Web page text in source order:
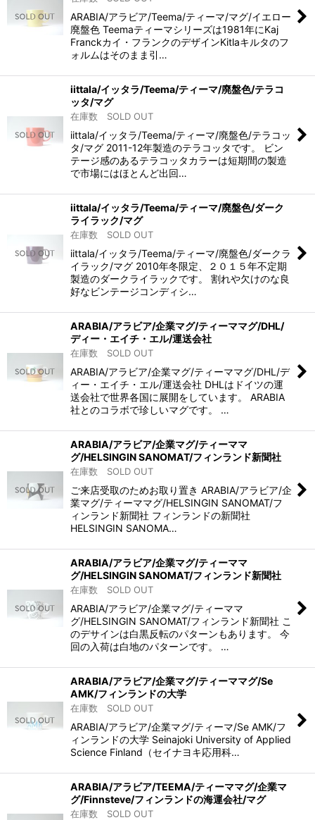
ARABIA/アラビア/Teema/ティーマ/マグ/イエロー
廃盤色 Teemaティーマシリーズは1981年にKaj
Franckカイ・フランクのデザインKitlaキルタのフ
ォルムはそのまま引…
iittala/イッタラ/Teema/ティーマ/廃盤色/テラコ
ッタ/マグ
在庫数 SOLD OUT
iittala/イッタラ/Teema/ティーマ/廃盤色/テラコッ
タ/マグ 2011-12年製造のテラコッタです。 ビン
テージ感のあるテラコッタカラーは短期間の製造
で市場にはほとんど出回…
iittala/イッタラ/Teema/ティーマ/廃盤色/ダーク
ライラック/マグ
在庫数 SOLD OUT
iittala/イッタラ/Teema/ティーマ/廃盤色/ダークラ
イラック/マグ 2010年冬限定、２０１５年不定期
製造のダークライラックです。 割れや欠けのな良
好なビンテージコンディシ…
ARABIA/アラビア/企業マグ/ティーママグ/DHL/
ディー・エイチ・エル/運送会社
在庫数 SOLD OUT
ARABIA/アラビア/企業マグ/ティーママグ/DHL/デ
ィー・エイチ・エル/運送会社 DHLはドイツの運
送会社で世界各国に展開をしています。 ARABIA
社とのコラボで珍しいマグです。 …
ARABIA/アラビア/企業マグ/ティーママ
グ/HELSINGIN SANOMAT/フィンランド新聞社
在庫数 SOLD OUT
ご来店受取のためお取り置き ARABIA/アラビア/企
業マグ/ティーママグ/HELSINGIN SANOMAT/フ
ィンランド新聞社 フィンランドの新聞社
HELSINGIN SANOMA…
ARABIA/アラビア/企業マグ/ティーママ
グ/HELSINGIN SANOMAT/フィンランド新聞社
在庫数 SOLD OUT
ARABIA/アラビア/企業マグ/ティーママ
グ/HELSINGIN SANOMAT/フィンランド新聞社 こ
のデサインは白黒反転のパターンもあります。 今
回の入荷は白地のパターンです。 …
ARABIA/アラビア/企業マグ/ティーママグ/Se
AMK/フィンランドの大学
在庫数 SOLD OUT
ARABIA/アラビア/企業マグ/ティーマ/Se AMK/フ
ィンランドの大学 Seinajoki University of Applied
Science Finland（セイナヨキ応用科…
ARABIA/アラビア/TEEMA/ティーママグ/企業マ
グ/Finnsteve/フィンランドの海運会社/マグ
在庫数 SOLD OUT